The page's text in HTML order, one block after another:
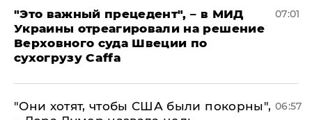
"Это важный прецедент", – в МИД
Украины отреагировали на решение
Верховного суда Швеции по
сухогрузу Caffa
07:01
"Они хотят, чтобы США были покорны", 06:57